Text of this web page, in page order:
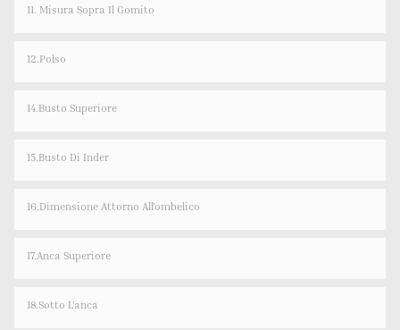
11. Misura Sopra Il Gomito
12.Polso
14.Busto Superiore
15.Busto Di Inder
16.Dimensione Attorno All'ombelico
17.Anca Superiore
18.Sotto L'anca